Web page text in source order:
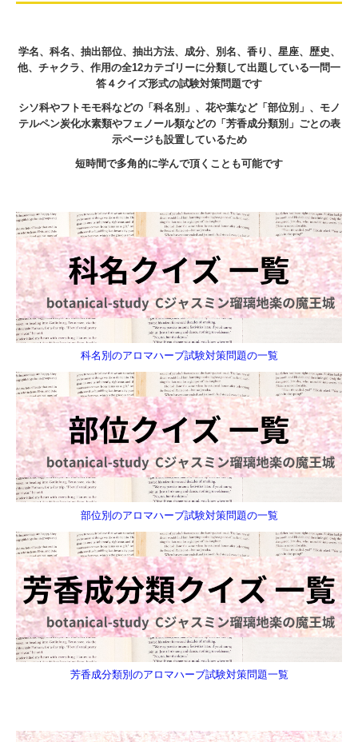
学名、科名、抽出部位、抽出方法、成分、別名、香り、星座、歴史、
他、チャクラ、作用の全12カテゴリーに分類して出題している一問一
答４クイズ形式の試験対策問題です
シソ科やフトモモ科などの「科名別」、花や葉など「部位別」、モノ
テルペン炭化水素類やフェノール類などの「芳香成分類別」ごとの表
示ページも設置しているため
短時間で多角的に学んで頂くことも可能です
科名別のアロマハーブ試験対策問題の一覧
部位別のアロマハーブ試験対策問題の一覧
芳香成分類別のアロマハーブ試験対策問題一覧